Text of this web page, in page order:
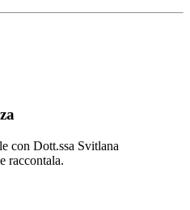
con Dott.ssa Svitlana
raccontala.